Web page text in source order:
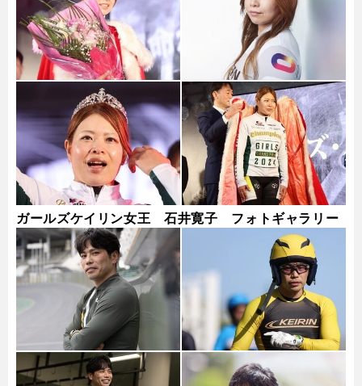
ガールズケイリン女王 石井寛子 フォトギャラリー